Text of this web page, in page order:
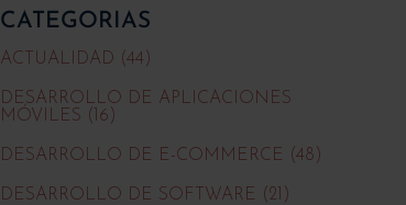
CATEGORIAS
ACTUALIDAD (44)
DESARROLLO DE APLICACIONES
MÓVILES (16)
DESARROLLO DE E-COMMERCE (48)
DESARROLLO DE SOFTWARE (21)